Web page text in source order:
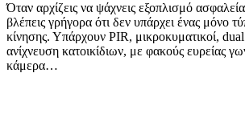
Όταν αρχίζεις να ψάχνεις εξοπλισμό
βλέπεις γρήγορα ότι δεν υπάρχει ένας μόνο
κίνησης. Υπάρχουν PIR, μικροκυματικοί,
ανίχνευση κατοικίδιων, με φακούς ευρείας
κάμερα…